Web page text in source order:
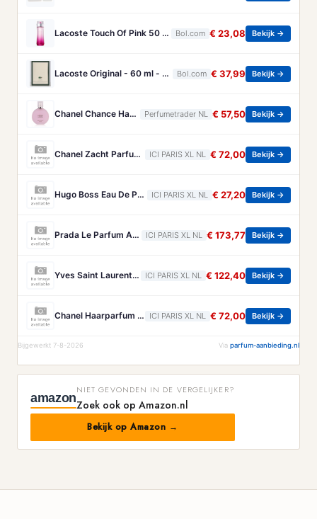
Lacoste Touch Of Pink 50 ml - Eau de Toilette - Vrouwenparfum Bol.com € 23,08 Bekijk →
Lacoste Original - 60 ml - eau de parfum spray - herenparfum Bol.com € 37,99 Bekijk →
Chanel Chance Haarparfum 35 ml Perfumetrader NL € 57,50 Bekijk →
Chanel Zacht Parfum Voor Het Haar Chanel - Allure Zacht Parfum Voor Het Haar - 35 ML ICI PARIS XL NL € 72,00 Bekijk →
Hugo Boss Eau De Parfum Hugo Boss - Boss Bottled Beyond For Her Eau De Parfum - 10 ML ICI PARIS XL NL € 27,20 Bekijk →
Prada Le Parfum Amberachtig Houtachtig Parfum Voor Heren Prada - Paradigme Le Parfum - Amberachtig Houtachtig Parfum Voor Heren - 150 ML ICI PARIS XL NL € 173,77 Bekijk →
Yves Saint Laurent Eau De Parfum Bloemig Fruitig Parfum Voor Dames Yves Saint Laurent - Libre Berry Crush Eau De Parfum - Bloemig Fruitig Parfum Voor Dames - 50 ML ICI PARIS XL NL € 122,40 Bekijk →
Chanel Haarparfum Chanel - Chance Eau Tendre Haarparfum - 35 ML ICI PARIS XL NL € 72,00 Bekijk →
Bijgewerkt 7-8-2026 Via parfum-aanbieding.nl
amazon
NIET GEVONDEN IN DE VERGELIJKER?
Zoek ook op Amazon.nl
Bekijk op Amazon →